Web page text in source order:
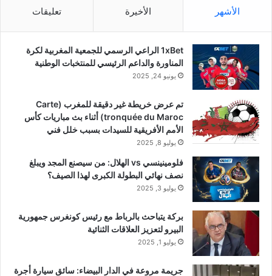
الأشهر الأخيرة تعليقات
1xBet الراعي الرسمي للجمعية المغربية لكرة
المناورة والداعم الرئيسي للمنتخبات الوطنية
يونيو 24, 2025
تم عرض خريطة غير دقيقة للمغرب (Carte
tronquée du Maroc) أثناء بث مباريات كأس
الأمم الأفريقية للسيدات بسبب خلل فني
يوليو 8, 2025
فلومينينسي vs الهلال: من سيصنع المجد ويبلغ
نصف نهائي البطولة الكبرى لهذا الصيف؟
يوليو 3, 2025
بركة يتباحث بالرباط مع رئيس كونغرس جمهورية
البيرو لتعزيز العلاقات الثنائية
يوليو 1, 2025
جريمة مروعة في الدار البيضاء: سائق سيارة أجرة